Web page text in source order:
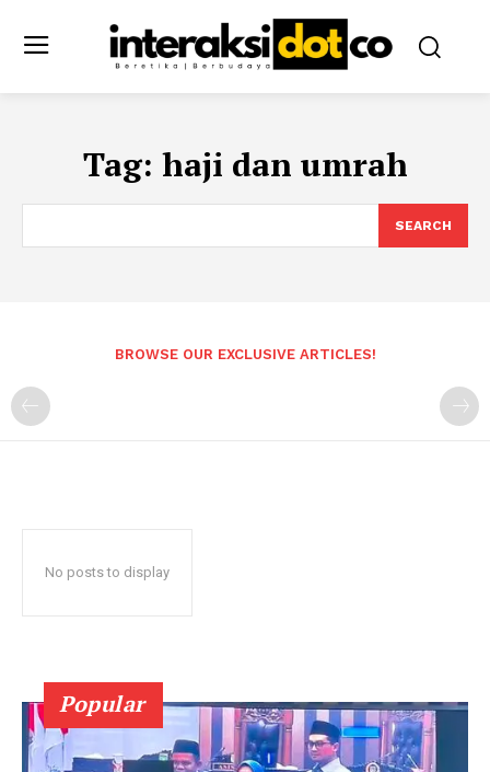
Tag: haji dan umrah
SEARCH
BROWSE OUR EXCLUSIVE ARTICLES!
No posts to display
Popular